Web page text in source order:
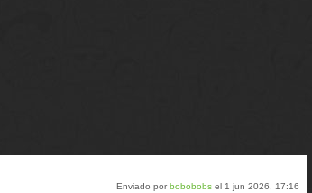
Enviado porbobobobs el 1 jun 2026, 17:16